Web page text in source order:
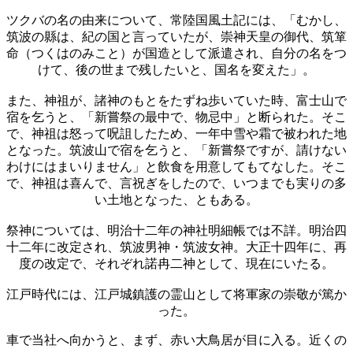
ツクバの名の由来について、常陸国風土記には、「むかし、
筑波の縣は、紀の国と言っていたが、崇神天皇の御代、筑箪
命（つくはのみこと）が国造として派遣され、自分の名をつ
けて、後の世まで残したいと、国名を変えた」。
また、神祖が、諸神のもとをたずね歩いていた時、富士山で
宿を乞うと、「新嘗祭の最中で、物忌中」と断られた。そこ
で、神祖は怒って呪詛したため、一年中雪や霜で被われた地
となった。筑波山で宿を乞うと、「新嘗祭ですが、請けない
わけにはまいりません」と飲食を用意してもてなした。そこ
で、神祖は喜んで、言祝ぎをしたので、いつまでも実りの多
い土地となった、ともある。
祭神については、明治十二年の神社明細帳では不詳。明治四
十二年に改定され、筑波男神・筑波女神。大正十四年に、再
度の改定で、それぞれ諾冉二神として、現在にいたる。
江戸時代には、江戸城鎮護の霊山として将軍家の崇敬が篤か
った。
車で当社へ向かうと、まず、赤い大鳥居が目に入る。近くの